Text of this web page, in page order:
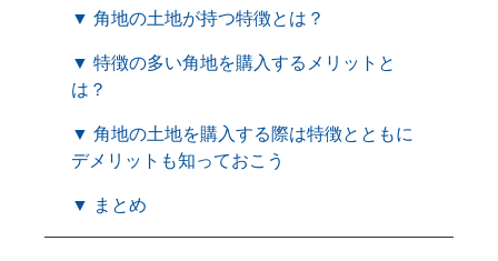
▼ 角地の土地が持つ特徴とは？
▼ 特徴の多い角地を購入するメリットと
は？
▼ 角地の土地を購入する際は特徴とともに
デメリットも知っておこう
▼ まとめ